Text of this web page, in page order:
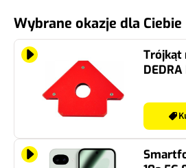
Wybrane okazje dla Ciebie
Trójkąt